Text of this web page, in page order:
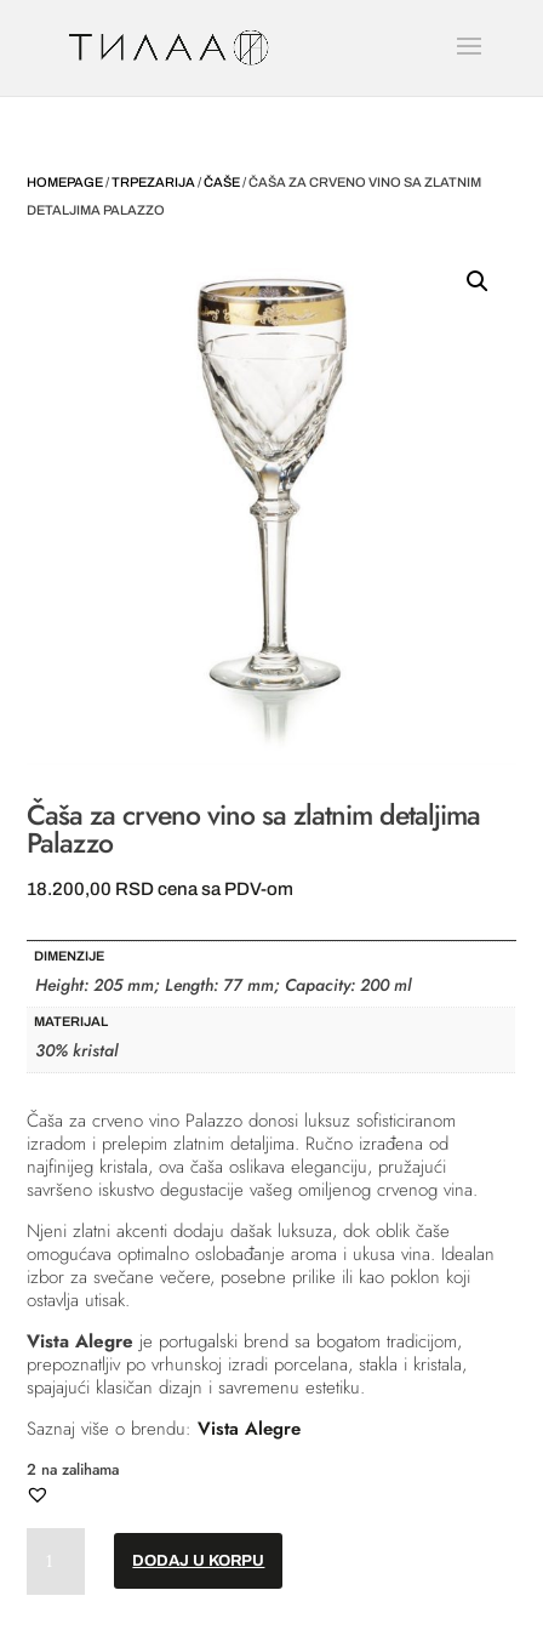
HOMEPAGE/TRPEZARIJA /ČAŠE/ ČAŠA ZA CRVENO VINO SA ZLATNIM
DETALJIMA PALAZZO
Čaša za crveno vino sa zlatnim detaljima
Palazzo
18.200,00 RSD cena sa PDV-om
DIMENZIJE
Height: 205 mm; Length: 77 mm; Capacity: 200 ml
MATERIJAL
30% kristal
Čaša za crveno vino Palazzo donosi luksuz sofisticiranom
izradom i prelepim zlatnim detaljima. Ručno izrađena od
najfinijeg kristala, ova čaša oslikava eleganciju, pružajući
savršeno iskustvo degustacije vašeg omiljenog crvenog vina.
Njeni zlatni akcenti dodaju dašak luksuza, dok oblik čaše
omogućava optimalno oslobađanje aroma i ukusa vina. Idealan
izbor za svečane večere, posebne prilike ili kao poklon koji
ostavlja utisak.
Vista Alegre je portugalski brend sa bogatom tradicijom,
prepoznatljiv po vrhunskoj izradi porcelana, stakla i kristala,
spajajući klasičan dizajn i savremenu estetiku.
Saznaj više o brendu:Vista Alegre
2 na zalihama
crveno
DODAJ U KORPU